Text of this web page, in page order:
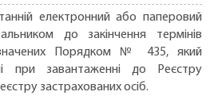
електронний або паперовий
до закінчення термінів
Порядком № 435, який
при завантаженні до Реєстру
застрахованих осіб.